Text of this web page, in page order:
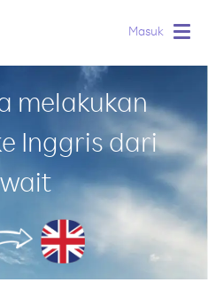
Masuk
melakukan
Inggris dari